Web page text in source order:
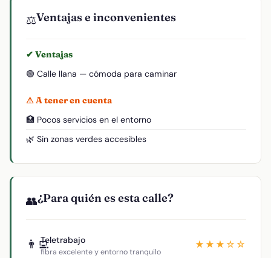
⚖️Ventajas e inconvenientes
✔ Ventajas
🟢 Calle llana — cómoda para caminar
⚠ A tener en cuenta
🏥 Pocos servicios en el entorno
🌿 Sin zonas verdes accesibles
👥¿Para quién es esta calle?
👨‍💻Teletrabajo
fibra excelente y entorno tranquilo
★★★☆☆